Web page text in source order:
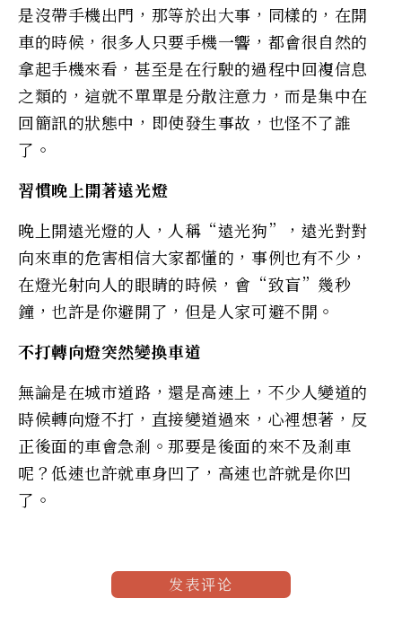
是沒帶手機出門，那等於出大事，同樣的，在開
車的時候，很多人只要手機一響，都會很自然的
拿起手機來看，甚至是在行駛的過程中回複信息
之類的，這就不單單是分散注意力，而是集中在
回簡訊的狀態中，即使發生事故，也怪不了誰
了。
習慣晚上開著遠光燈
晚上開遠光燈的人，人稱“遠光狗”，遠光對對
向來車的危害相信大家都懂的，事例也有不少，
在燈光射向人的眼睛的時候，會“致盲”幾秒
鐘，也許是你避開了，但是人家可避不開。
不打轉向燈突然變換車道
無論是在城市道路，還是高速上，不少人變道的
時候轉向燈不打，直接變道過來，心裡想著，反
正後面的車會急剎。那要是後面的來不及剎車
呢？低速也許就車身凹了，高速也許就是你凹
了。
发表评论